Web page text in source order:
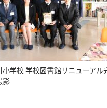
学校 学校図書館リニューアル
影